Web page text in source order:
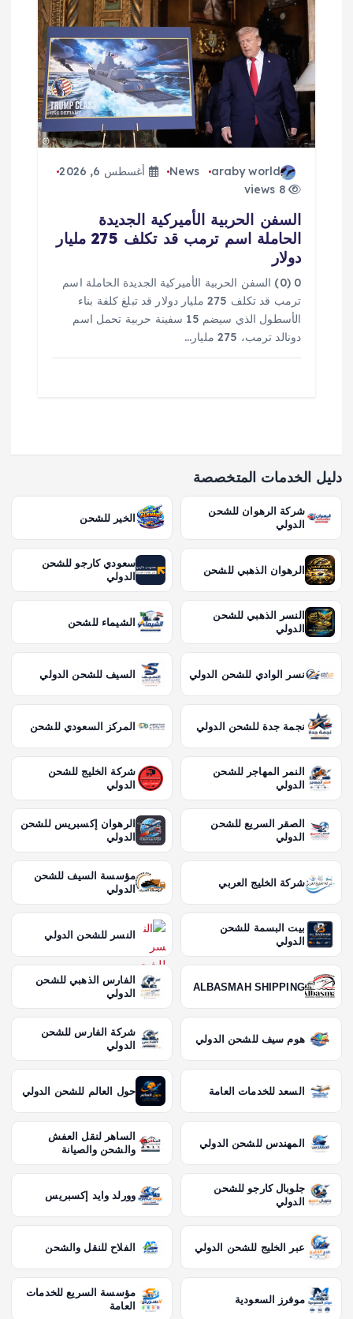
araby world
News
أغسطس 6, 2026
8 views
السفن الحربية الأميركية الجديدة
الحاملة اسم ترمب قد تكلف 275 مليار
دولار
0 (0) السفن الحربية الأميركية الجديدة الحاملة اسم
ترمب قد تكلف 275 مليار دولار قد تبلغ كلفة بناء
الأسطول الذي سيضم 15 سفينة حربية تحمل اسم
دونالد ترمب، 275 مليار…
دليل الخدمات المتخصصة
شركة الرهوان للشحن
الدولي
الخير للشحن
الرهوان الذهبي للشحن
سعودي كارجو للشحن
الدولي
النسر الذهبي للشحن
الدولي
الشيماء للشحن
نسر الوادي للشحن الدولي السيف للشحن الدولي
نجمة جدة للشحن الدولي المركز السعودي للشحن
النمر المهاجر للشحن
الدولي
شركة الخليج للشحن
الدولي
الصقر السريع للشحن
الدولي
الرهوان إكسبريس للشحن
الدولي
شركة الخليج العربي
مؤسسة السيف للشحن
الدولي
بيت البسمة للشحن
الدولي
النسر للشحن الدولي
ALBASMAH SHIPPING
الفارس الذهبي للشحن
الدولي
هوم سيف للشحن الدولي
شركة الفارس للشحن
الدولي
السعد للخدمات العامة حول العالم للشحن الدولي
المهندس للشحن الدولي
الساهر لنقل العفش
والشحن والصيانة
جلوبال كارجو للشحن
الدولي
وورلد وايد إكسبريس
عبر الخليج للشحن الدولي الفلاح للنقل والشحن
موفرز السعودية
مؤسسة السريع للخدمات
العامة